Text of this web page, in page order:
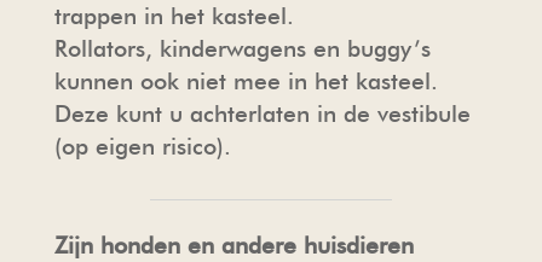
trappen in het kasteel.
Rollators, kinderwagens en buggy’s
kunnen ook niet mee in het kasteel.
Deze kunt u achterlaten in de vestibule
(op eigen risico).
Zijn honden en andere huisdieren